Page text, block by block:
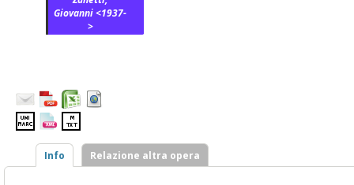
Giovanni <1937-
>
Info Relazione altra opera